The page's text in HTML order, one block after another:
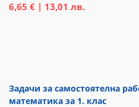
6,65 € | 13,01 лв.
Задачи за самостоятелна
математика за 1. клас